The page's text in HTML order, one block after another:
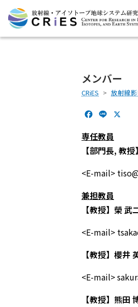
メンバー
CRiES 放射線
c
e
b
o
n
e
専任教員
【部門長, 教
<E-mail>
兼担教員
【教授】榮
<E-mail>
【教授】櫻井
<E-mail>
【教授】熊田